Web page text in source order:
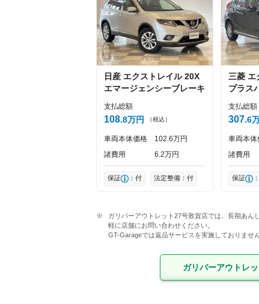
日産 エクストレイル 20X
エマージェンシーブレーキ
支払総額
108 8万円 （税込）
車両本体価格 102 6万円
諸費用
6 2万円
保証 ：付 法定整備：付
三菱 エ
プラス
支払総額
307 6
車両本体
諸費用
保証
ガリバーアウトレット27号敦賀店では、長期あ
軽に店舗にお問い合わせください。
GT-Garageでは返品サービスを実施しておりませ
ガリバーアウトレ